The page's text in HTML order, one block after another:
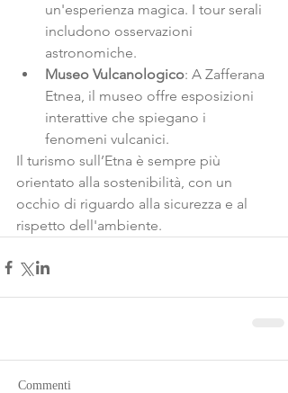
un'esperienza magica. I tour serali
includono osservazioni
astronomiche.
Museo Vulcanologico: A Zafferana
Etnea, il museo offre esposizioni
interattive che spiegano i
fenomeni vulcanici.
Il turismo sull’Etna è sempre più
orientato alla sostenibilità, con un
occhio di riguardo alla sicurezza e al
rispetto dell'ambiente.
Commenti